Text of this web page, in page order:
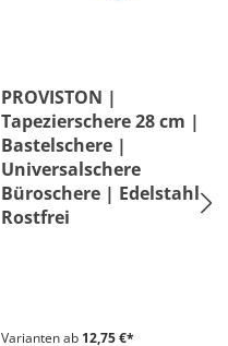
PROVISTON |
Tapezierschere 28 cm |
Bastelschere |
Universalschere
Büroschere | Edelstahl
Rostfrei
Varianten ab 12,75 €*